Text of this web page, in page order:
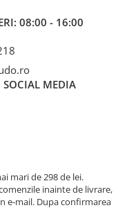
08:00 - 16:00
SOCIAL MEDIA
mari de 298 de lei.
inainte de livrare,
e-mail. Dupa confirmarea